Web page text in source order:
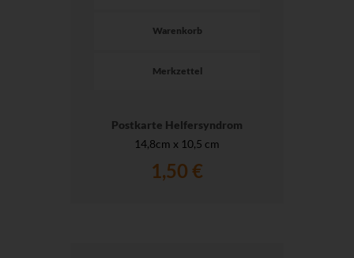
Warenkorb
Merkzettel
Postkarte Helfersyndrom
14,8cm x 10,5 cm
1,50 €